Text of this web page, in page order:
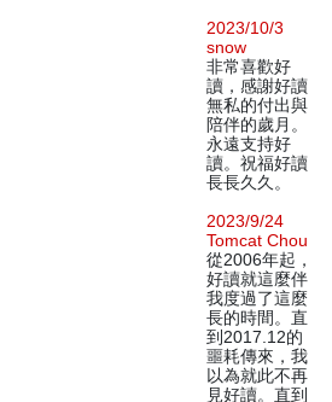
2023/10/3
snow
非常喜歡好
讀，感謝好讀
無私的付出與
陪伴的歲月。
永遠支持好
讀。祝福好讀
長長久久。
2023/9/24
Tomcat Chou
從2006年起，
好讀就這麼伴
我度過了這麼
長的時間。直
到2017.12的
噩耗傳來，我
以為就此不再
見好讀。直到